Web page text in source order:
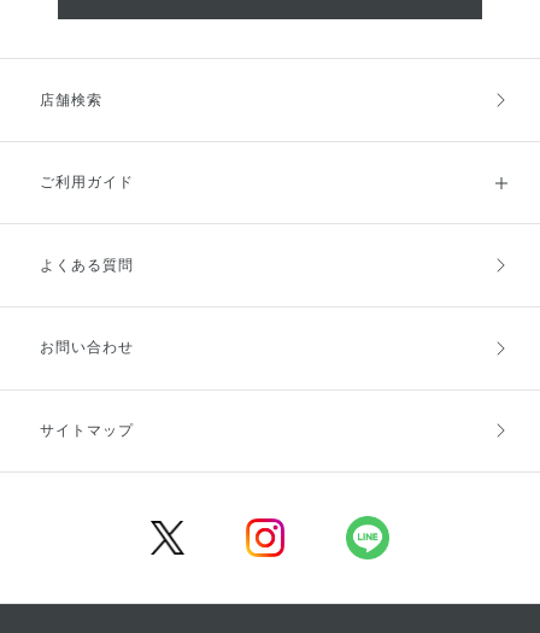
店舗検索
ご利用ガイド
ご利用ガイドトップ
お支払方法
キャンセル・返品・交換
よくある質問
お問い合わせ
サイトマップ